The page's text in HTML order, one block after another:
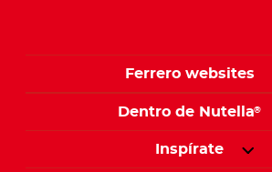
Ferrero websites
Dentro de Nutella®
Inspírate